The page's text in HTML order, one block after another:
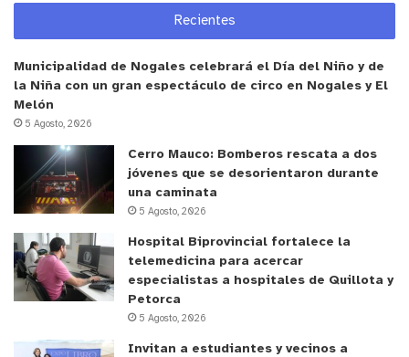
Finalmente, la Seremi de Educación, Romina
antecedentes entregados por la seremi de Salud,
se tomó la decisión de suspender clases por 48
hora, lunes 6 y el martes 7, principalmente en la
línea de la prevención, o sea la institucionalidad
tiene que velar por el bien superior de los niños y
niñas y también de las comunidades educativas.
También mantuvimos el servicio de alimentación,
eso se realizó en coordinación con Junaeb. Hoy se
va a reevaluar durante el transcurso del día y se va
a informar oportunamente a las comunas a ver si
esto se extiende o se mantiene hasta el día de
hoy”
Recientes
Municipalidad de Nogales celebrará el Día del Niño y de
la Niña con un gran espectáculo de circo en Nogales y El
Melón
5 Agosto, 2026
Cerro Mauco: Bomberos rescata a dos
jóvenes que se desorientaron durante
una caminata
5 Agosto, 2026
Hospital Biprovincial fortalece la
telemedicina para acercar
especialistas a hospitales de Quillota y
Petorca
5 Agosto, 2026
Invitan a estudiantes y vecinos a